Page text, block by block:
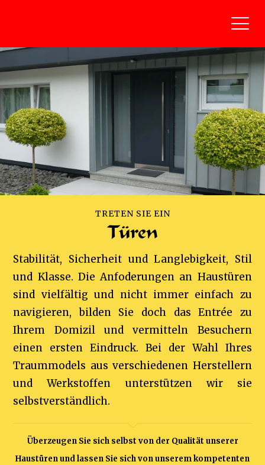
TRETEN SIE EIN
Türen
Stabilität, Sicherheit und Langlebigkeit, Stil
und Klasse. Die Anfoderungen an Haustüren
sind vielfältig und nicht immer einfach zu
navigieren, bilden Sie doch das Entrée zu
Ihrem Domizil und vermitteln Besuchern
einen ersten Eindruck. Bei der Wahl Ihres
Traummodels aus verschiedenen Herstellern
und Werkstoffen unterstützen wir sie
selbstverständlich.
Überzeugen Sie sich selbst von der Qualität unserer
Haustüren und lassen Sie sich von unserem kompetenten